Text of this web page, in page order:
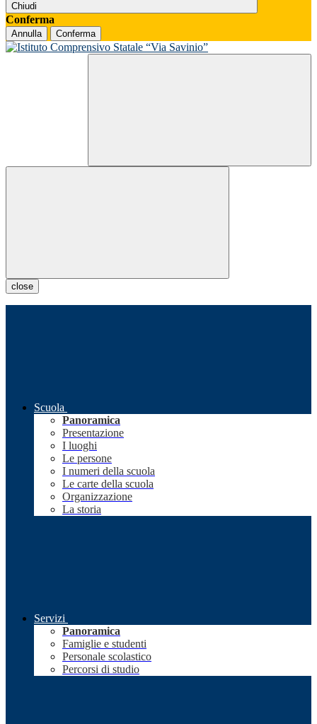
Chiudi
Conferma
Annulla Conferma
close
Scuola
Panoramica
Presentazione
I luoghi
Le persone
I numeri della scuola
Le carte della scuola
Organizzazione
La storia
Servizi
Panoramica
Famiglie e studenti
Personale scolastico
Percorsi di studio